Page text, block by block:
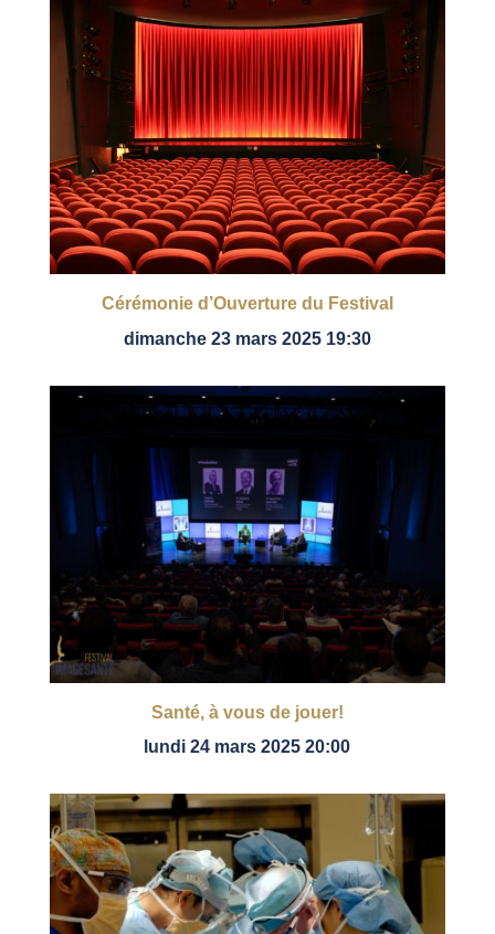
Cérémonie d’Ouverture du Festival
dimanche 23 mars 2025 19:30
Santé, à vous de jouer!
lundi 24 mars 2025 20:00